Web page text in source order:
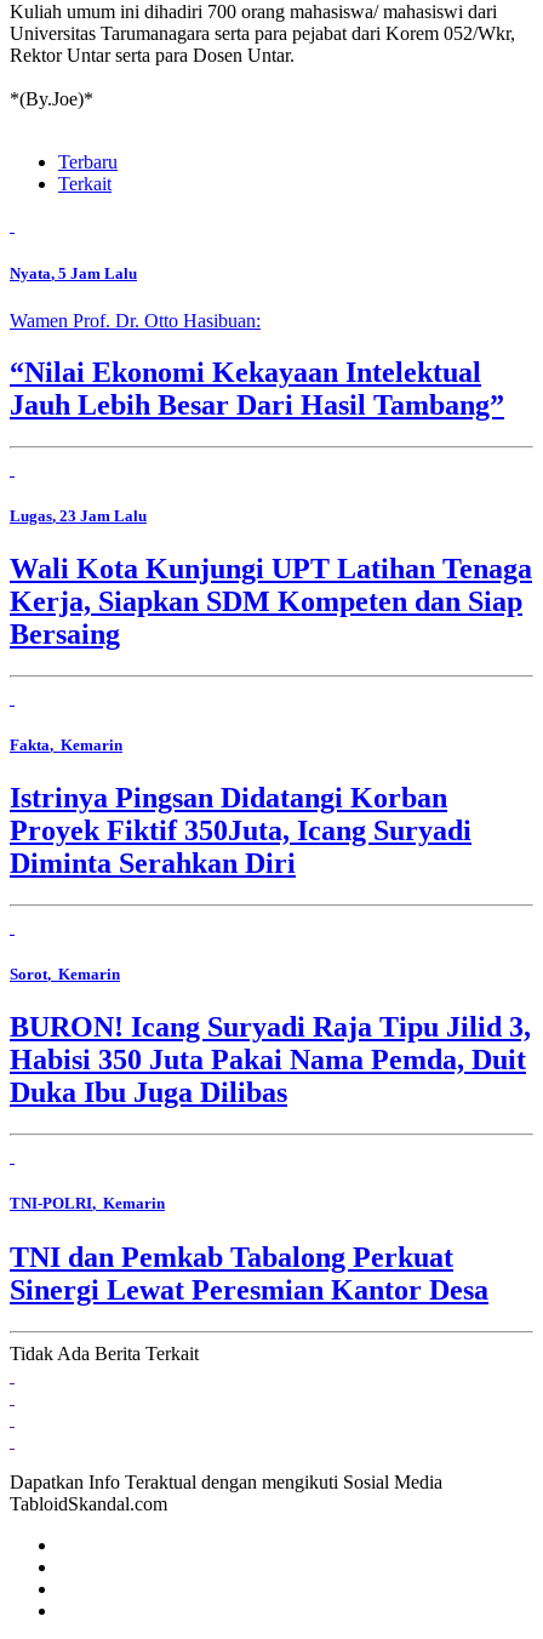
Kuliah umum ini dihadiri 700 orang mahasiswa/ mahasiswi dari
Universitas Tarumanagara serta para pejabat dari Korem 052/Wkr,
Rektor Untar serta para Dosen Untar.
*(By.Joe)*
Terbaru
Terkait
Nyata, 5 Jam Lalu
Wamen Prof. Dr. Otto Hasibuan:
“Nilai Ekonomi Kekayaan Intelektual
Jauh Lebih Besar Dari Hasil Tambang”
Lugas, 23 Jam Lalu
Wali Kota Kunjungi UPT Latihan Tenaga
Kerja, Siapkan SDM Kompeten dan Siap
Bersaing
Fakta, Kemarin
Istrinya Pingsan Didatangi Korban
Proyek Fiktif 350Juta, Icang Suryadi
Diminta Serahkan Diri
Sorot, Kemarin
BURON! Icang Suryadi Raja Tipu Jilid 3,
Habisi 350 Juta Pakai Nama Pemda, Duit
Duka Ibu Juga Dilibas
TNI-POLRI, Kemarin
TNI dan Pemkab Tabalong Perkuat
Sinergi Lewat Peresmian Kantor Desa
Tidak Ada Berita Terkait
Dapatkan Info Teraktual dengan mengikuti Sosial Media
TabloidSkandal.com